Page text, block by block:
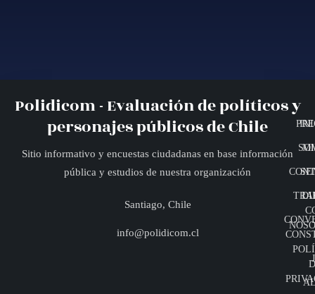
Polidicom - Evaluación de políticos y
personajes públicos de Chile
Sitio informativo y encuestas ciudadanas en base información
pública y estudios de nuestra organización
Santiago, Chile
info@polidicom.cl